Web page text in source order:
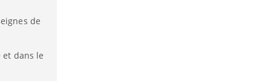
de
et dans le